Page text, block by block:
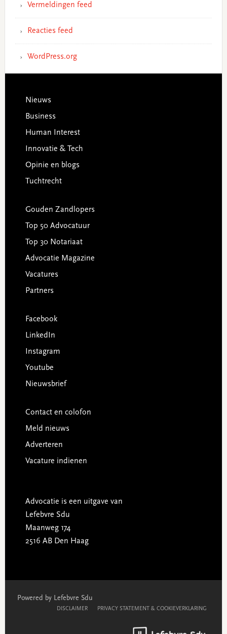
Vermeldingen feed
Reacties feed
WordPress.org
Footer
Nieuws
Business
Human Interest
Innovatie & Tech
Opinie en blogs
Tuchtrecht
Gouden Zandlopers
Top 50 Advocatuur
Top 30 Notariaat
Advocatie Magazine
Vacatures
Partners
Facebook
LinkedIn
Instagram
Youtube
Nieuwsbrief
Contact en colofon
Meld nieuws
Adverteren
Vacature indienen
Advocatie is een uitgave van
Lefebvre Sdu
Maanweg 174
2516 AB Den Haag
Powered by Lefebvre Sdu
DISCLAIMER PRIVACY STATEMENT & COOKIEVERKLARING